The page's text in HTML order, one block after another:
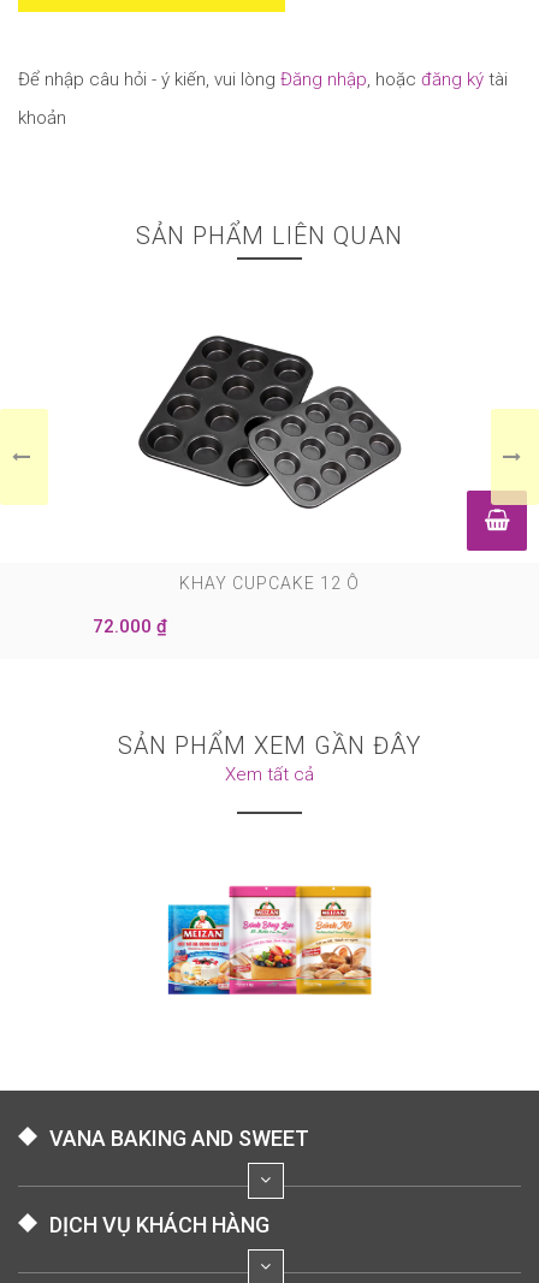
Để nhập câu hỏi - ý kiến, vui lòng Đăng nhập, hoặc đăng ký tài
khoản
SẢN PHẨM LIÊN QUAN
KHAY CUPCAKE 12 Ô
72.000 ₫
SẢN PHẨM XEM GẦN ĐÂY
Xem tất cả
VANA BAKING AND SWEET
DỊCH VỤ KHÁCH HÀNG